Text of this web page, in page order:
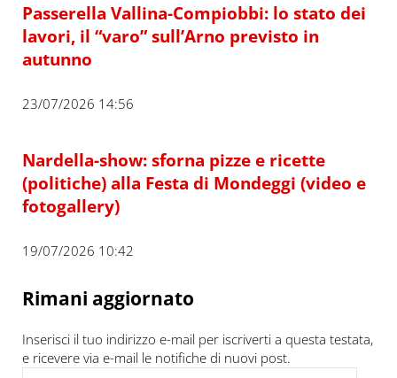
Passerella Vallina-Compiobbi: lo stato dei
lavori, il “varo” sull’Arno previsto in
autunno
23/07/2026 14:56
Nardella-show: sforna pizze e ricette
(politiche) alla Festa di Mondeggi (video e
fotogallery)
19/07/2026 10:42
Rimani aggiornato
Inserisci il tuo indirizzo e-mail per iscriverti a questa testata,
e ricevere via e-mail le notifiche di nuovi post.